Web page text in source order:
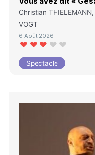
Christian
VOGT
6 Août 2026
Spectacle